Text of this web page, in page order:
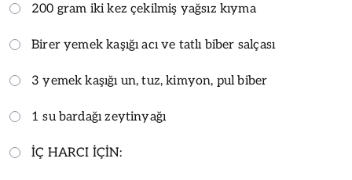
200 gram iki kez çekilmiş yağsız kıyma
Birer yemek kaşığı acı ve tatlı biber salçası
3 yemek kaşığı un, tuz, kimyon, pul biber
1 su bardağı zeytinyağı
İÇ HARCI İÇİN: